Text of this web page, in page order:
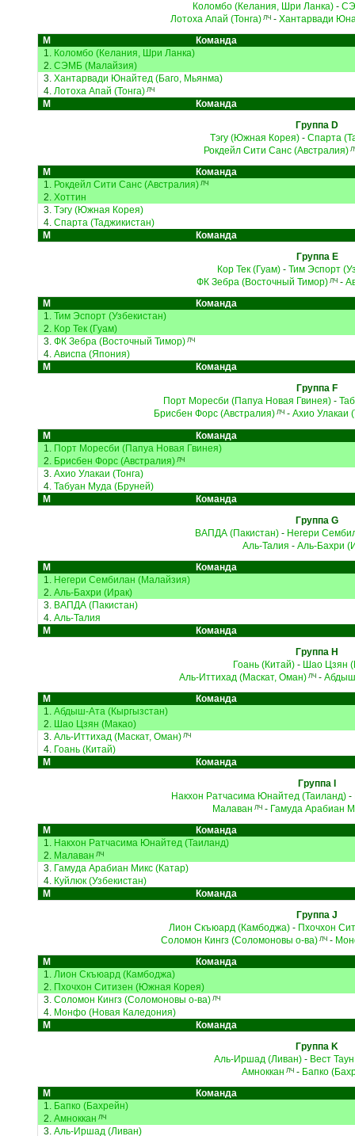
Коломбо (Келания, Шри Ланка) -
Лотоха Апай (Тонга)ЛЧ- Хантарвади
М
Команда
1. Коломбо (Келания, Шри Ланка)
2. СЭМБ (Малайзия)
3. Хантарвади Юнайтед (Баго, Мьянма)
4. Лотоха Апай (Тонга)ЛЧ
М
Команда
Группа D
Тэгу (Южная Корея)- Спарта
Рокдейл Сити Санс (Австралия)
М
Команда
1. Рокдейл Сити Санс (Австралия)ЛЧ
2. Хоттин
3. Тэгу (Южная Корея)
4. Спарта (Таджикистан)
М
Команда
Группа E
Кор Тек (Гуам)- Тим Эспорт
ФК Зебра (Восточный Тимор)ЛЧ-
М
Команда
1. Тим Эспорт (Узбекистан)
2. Кор Тек (Гуам)
3. ФК Зебра (Восточный Тимор)ЛЧ
4. Ависпа (Япония)
М
Команда
Группа F
Порт Моресби (Папуа Новая Гвинея)-
Брисбен Форс (Австралия) ЛЧ - Ахио Улакаи
М
Команда
1. Порт Моресби (Папуа Новая Гвинея)
2. Брисбен Форс (Австралия)ЛЧ
3. Ахио Улакаи (Тонга)
4. Табуан Муда (Бруней)
М
Команда
Группа G
ВАПДА (Пакистан)- Негери
Аль-Талия - Аль-Бахри
М
Команда
1. Негери Сембилан (Малайзия)
2. Аль-Бахри (Ирак)
3. ВАПДА (Пакистан)
4. Аль-Талия
М
Команда
Группа H
Гоань (Китай)- Шао Цзян
Аль-Иттихад (Маскат, Оман) ЛЧ -
М
Команда
1. Абдыш-Ата (Кыргызстан)
2. Шао Цзян (Макао)
3. Аль-Иттихад (Маскат, Оман)ЛЧ
4. Гоань (Китай)
М
Команда
Группа I
Накхон Ратчасима Юнайтед (Таиланд)-
Малаван ЛЧ - Гамуда Арабиан
М
Команда
1. Накхон Ратчасима Юнайтед (Таиланд)
2. Малаван ЛЧ
3. Гамуда Арабиан Микс (Катар)
4. Куйлюк (Узбекистан)
М
Команда
Группа J
Лион Скъюард (Камбоджа) - Пхочхон
Соломон Кингз (Соломоновы о-ва)ЛЧ-
М
Команда
1. Лион Скъюард (Камбоджа)
2. Пхочхон Ситизен (Южная Корея)
3. Соломон Кингз (Соломоновы о-ва)ЛЧ
4. Монфо (Новая Каледония)
М
Команда
Группа K
Аль-Иршад (Ливан) - Вест
Амноккан ЛЧ- Бапко
М
Команда
1. Бапко (Бахрейн)
2. Амноккан ЛЧ
3. Аль-Иршад (Ливан)